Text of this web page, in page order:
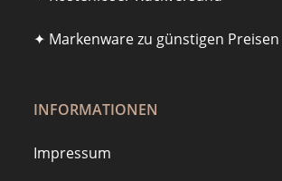
✦ Markenware zu günstigen Preisen
INFORMATIONEN
Impressum